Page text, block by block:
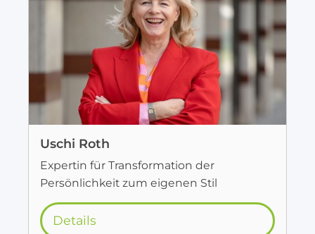
Uschi Roth
Expertin für Transformation der
Persönlichkeit zum eigenen Stil
Details